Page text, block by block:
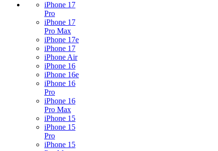
iPhone 17
Pro
iPhone 17
Pro Max
iPhone 17e
iPhone 17
iPhone Air
iPhone 16
iPhone 16e
iPhone 16
Pro
iPhone 16
Pro Max
iPhone 15
iPhone 15
Pro
iPhone 15